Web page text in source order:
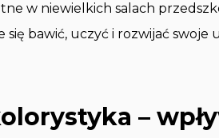
w niewielkich salach
się bawić, uczyć i rozwijać
–